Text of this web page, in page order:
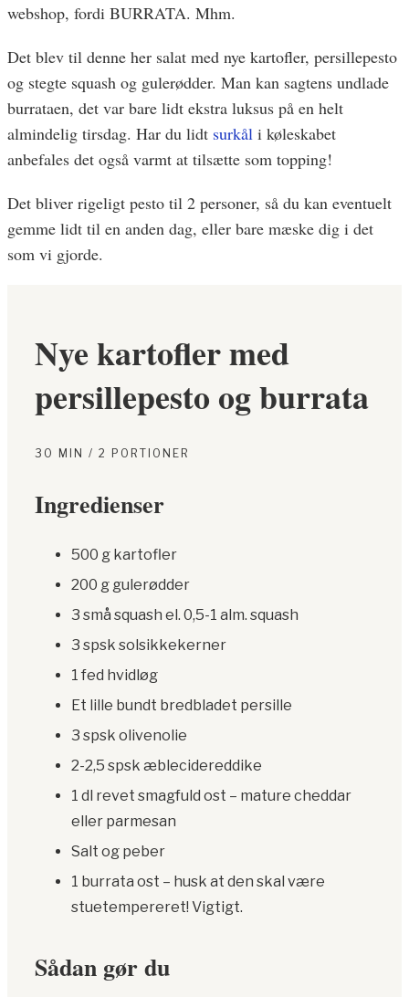
webshop, fordi BURRATA. Mhm.
Det blev til denne her salat med nye kartofler, persillepesto
og stegte squash og gulerødder. Man kan sagtens undlade
burrataen, det var bare lidt ekstra luksus på en helt
almindelig tirsdag. Har du lidt surkål i køleskabet
anbefales det også varmt at tilsætte som topping!
Det bliver rigeligt pesto til 2 personer, så du kan eventuelt
gemme lidt til en anden dag, eller bare mæske dig i det
som vi gjorde.
Nye kartofler med
persillepesto og burrata
30 MIN / 2 PORTIONER
Ingredienser
500 g kartofler
200 g gulerødder
3 små squash el. 0,5-1 alm. squash
3 spsk solsikkekerner
1 fed hvidløg
Et lille bundt bredbladet persille
3 spsk olivenolie
2-2,5 spsk æblecidereddike
1 dl revet smagfuld ost – mature cheddar
eller parmesan
Salt og peber
1 burrata ost – husk at den skal være
stuetempereret! Vigtigt.
Sådan gør du